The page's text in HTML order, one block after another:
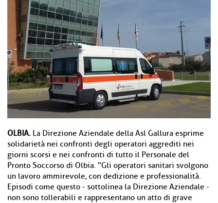
OLBIA. La Direzione Aziendale della Asl Gallura esprime
solidarietà nei confronti degli operatori aggrediti nei
giorni scorsi e nei confronti di tutto il Personale del
Pronto Soccorso di Olbia. "Gli operatori sanitari svolgono
un lavoro ammirevole, con dedizione e professionalità.
Episodi come questo - sottolinea la Direzione Aziendale -
non sono tollerabili e rappresentano un atto di grave